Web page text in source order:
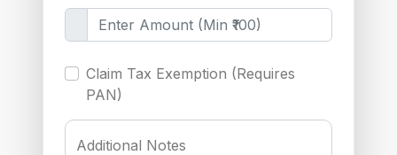
Claim Tax Exemption (Requires
PAN)
Additional Notes